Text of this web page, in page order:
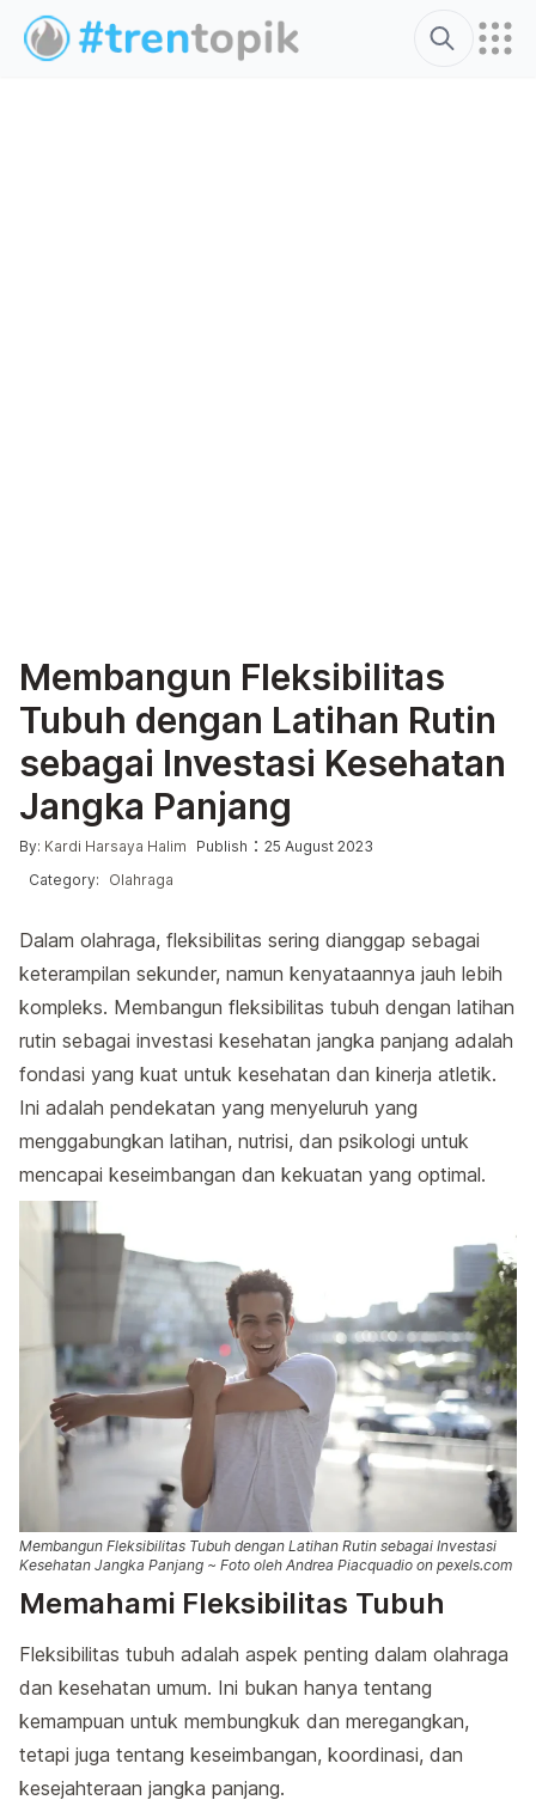
Search
Membangun Fleksibilitas
Tubuh dengan Latihan Rutin
sebagai Investasi Kesehatan
Jangka Panjang
Posted by
By: Kardi Harsaya Halim Publish : 25 August 2023
Category: Olahraga
Dalam olahraga, fleksibilitas sering dianggap sebagai
keterampilan sekunder, namun kenyataannya jauh lebih
kompleks. Membangun fleksibilitas tubuh dengan latihan
rutin sebagai investasi kesehatan jangka panjang adalah
fondasi yang kuat untuk kesehatan dan kinerja atletik.
Ini adalah pendekatan yang menyeluruh yang
menggabungkan latihan, nutrisi, dan psikologi untuk
mencapai keseimbangan dan kekuatan yang optimal.
Membangun Fleksibilitas Tubuh dengan Latihan Rutin sebagai Investasi
Kesehatan Jangka Panjang ~ Foto oleh Andrea Piacquadio on pexels.com
Memahami Fleksibilitas Tubuh
Fleksibilitas tubuh adalah aspek penting dalam olahraga
dan kesehatan umum. Ini bukan hanya tentang
kemampuan untuk membungkuk dan meregangkan,
tetapi juga tentang keseimbangan, koordinasi, dan
kesejahteraan jangka panjang.